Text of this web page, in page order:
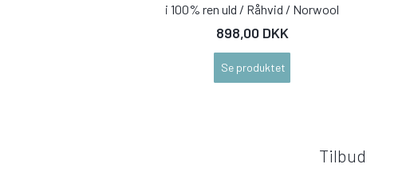
i 100% ren uld / Råhvid / Norwool
898,00 DKK
Se produktet
Tilbud